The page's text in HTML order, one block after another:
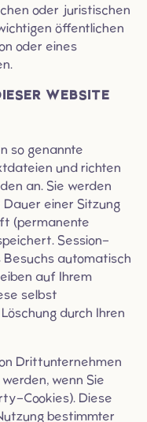
oder juristischen
öffentlichen
oder eines
WEBSITE
so genannte
und richten
an. Sie werden
einer Sitzung
(permanente
Session-
Besuchs automatisch
auf Ihrem
selbst
durch Ihren
Drittunternehmen
wenn Sie
Cookies). Diese
bestimmter